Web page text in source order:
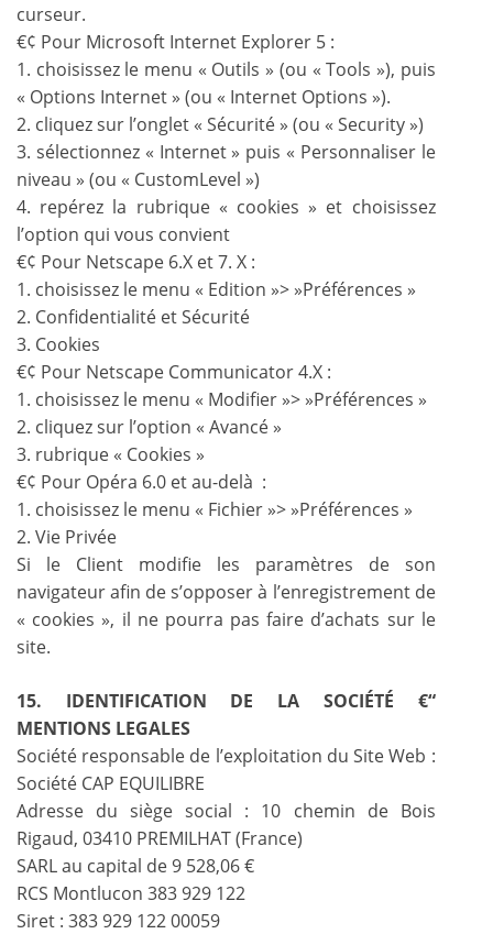
curseur.
€¢ Pour Microsoft Internet Explorer 5 :
1. choisissez le menu « Outils » (ou « Tools »), puis
« Options Internet » (ou « Internet Options »).
2. cliquez sur l’onglet « Sécurité » (ou « Security »)
3. sélectionnez « Internet » puis « Personnaliser le
niveau » (ou « CustomLevel »)
4. repérez la rubrique « cookies » et choisissez
l’option qui vous convient
€¢ Pour Netscape 6.X et 7. X :
1. choisissez le menu « Edition »> »Préférences »
2. Confidentialité et Sécurité
3. Cookies
€¢ Pour Netscape Communicator 4.X :
1. choisissez le menu « Modifier »> »Préférences »
2. cliquez sur l’option « Avancé »
3. rubrique « Cookies »
€¢ Pour Opéra 6.0 et au-delà :
1. choisissez le menu « Fichier »> »Préférences »
2. Vie Privée
Si le Client modifie les paramètres de son
navigateur afin de s’opposer à l’enregistrement de
« cookies », il ne pourra pas faire d’achats sur le
site.
15. IDENTIFICATION DE LA SOCIÉTÉ €“
MENTIONS LEGALES
Société responsable de l’exploitation du Site Web :
Société CAP EQUILIBRE
Adresse du siège social : 10 chemin de Bois
Rigaud, 03410 PREMILHAT (France)
SARL au capital de 9 528,06 €
RCS Montlucon 383 929 122
Siret : 383 929 122 00059